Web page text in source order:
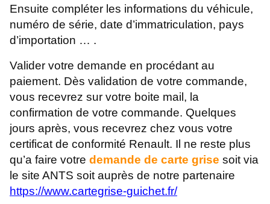
Ensuite compléter les informations du véhicule,
numéro de série, date d’immatriculation, pays
d’importation … .
Valider votre demande en procédant au
paiement. Dès validation de votre commande,
vous recevrez sur votre boite mail, la
confirmation de votre commande. Quelques
jours après, vous recevrez chez vous votre
certificat de conformité Renault. Il ne reste plus
qu’a faire votre demande de carte grise soit via
le site ANTS soit auprès de notre partenaire
https://www.cartegrise-guichet.fr/